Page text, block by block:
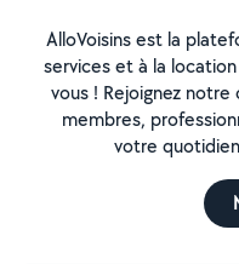
AlloVoisins est la
services et à la
vous ! Rejoignez
membres,
votre